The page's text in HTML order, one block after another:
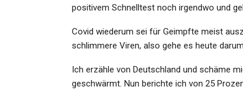
positivem Schnelltest noch irgendwo und
Covid wiederum sei für Geimpfte meist
schlimmere Viren, also gehe es heute
Ich erzähle von Deutschland und schäme
geschwärmt. Nun berichte ich von 25